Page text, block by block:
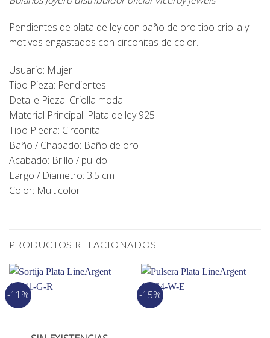
Pendientes de plata de ley con baño de oro tipo criolla y
motivos engastados con circonitas de color.
Usuario: Mujer
Tipo Pieza: Pendientes
Detalle Pieza: Criolla moda
Material Principal: Plata de ley 925
Tipo Piedra: Circonita
Baño / Chapado: Baño de oro
Acabado: Brillo / pulido
Largo / Diametro: 3,5 cm
Color: Multicolor
PRODUCTOS RELACIONADOS
-11% -15%